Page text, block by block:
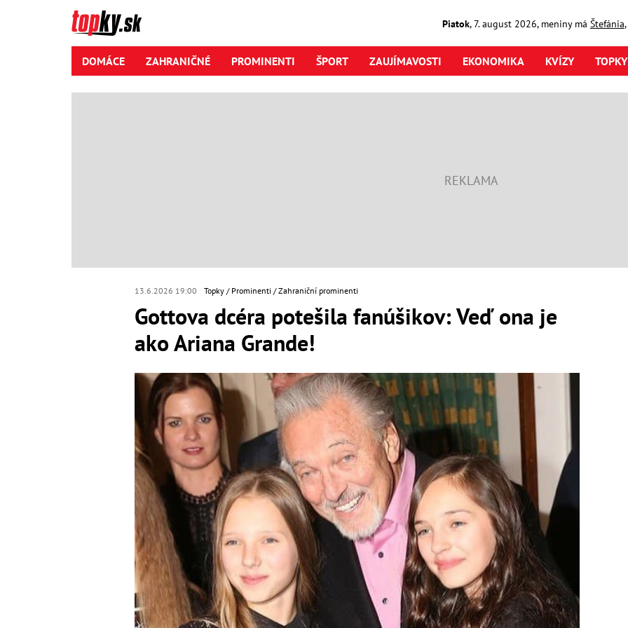
Piatok,7. august2026, meniny má Štefánia
DOMÁCE ZAHRANIČNÉ PROMINENTI ŠPORT ZAUJÍMAVOSTI EKONOMIKA KVÍZY
13.6.2026 19:00 Topky Prominenti Zahraniční prominenti
Gottova dcéra potešila fanúšikov: Veď ona je
ako Ariana Grande!